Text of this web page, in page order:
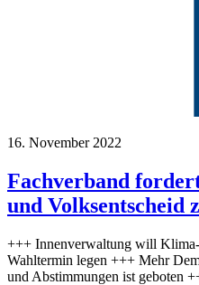
16. November 2022
Fachverband
und Volksentscheid
+++ Innenverwaltung will
Wahltermin legen +++ Mehr
und Abstimmungen ist geboten